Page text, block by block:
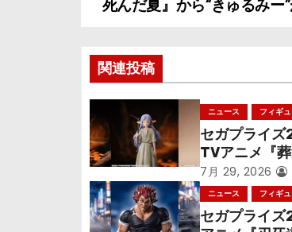
ナ
ビ
ゲ
ー
シ
死んだ夏』から“きゅるみー
関連投稿
ニュース フィギ
セガプライ
TVアニメ『
ン』鉱山で
っっちゃった
立体化！
7月 29, 2026
ニュース フィギ
セガプライ